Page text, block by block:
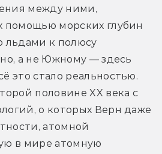
между ними,
помощью морских глубин
льдами к полюсу
а не Южному — здесь
это стало реальностью.
половине XX века с
о которых Верн даже
атомной
в мире атомную